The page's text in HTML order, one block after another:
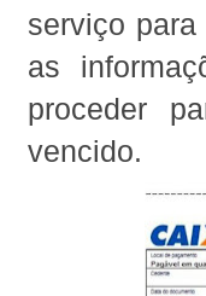
serviço
as
proceder
vencido.